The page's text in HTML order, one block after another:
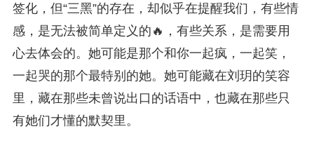
签化，但“三黑”的存在，却似乎在提醒我们，有些情
感，是无法被简单定义的🔥，有些关系，是需要用
心去体会的。她可能是那个和你一起疯，一起笑，
一起哭的那个最特别的她。她可能藏在刘玥的笑容
里，藏在那些未曾说出口的话语中，也藏在那些只
有她们才懂的默契里。